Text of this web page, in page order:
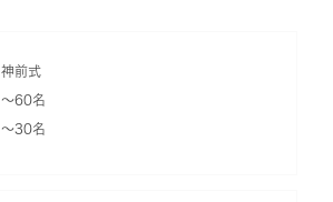
神前式
～60名
～30名